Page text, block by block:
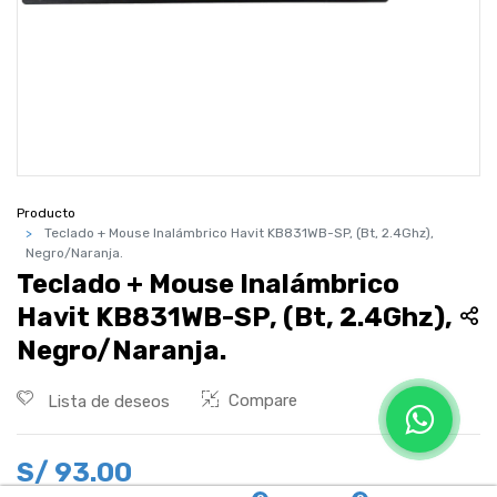
Producto
Teclado + Mouse Inalámbrico Havit KB831WB-SP, (Bt, 2.4Ghz),
Negro/Naranja.
Teclado + Mouse Inalámbrico
Havit KB831WB-SP, (Bt, 2.4Ghz),
Negro/Naranja.
Lista de deseos Compare
S/ 93.00